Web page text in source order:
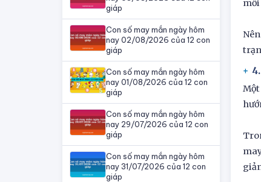
giáp
Con số may mắn ngày hôm
nay 02/08/2026 của 12 con
giáp
Con số may mắn ngày hôm
nay 01/08/2026 của 12 con
giáp
Con số may mắn ngày hôm
nay 29/07/2026 của 12 con
giáp
Con số may mắn ngày hôm
nay 31/07/2026 của 12 con
giáp